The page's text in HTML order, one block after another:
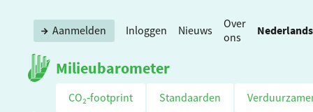
Milieubarometer
Aanmelden Inloggen Nieuws
Over
ons
Nederlands
CO₂‑footprint Standaarden